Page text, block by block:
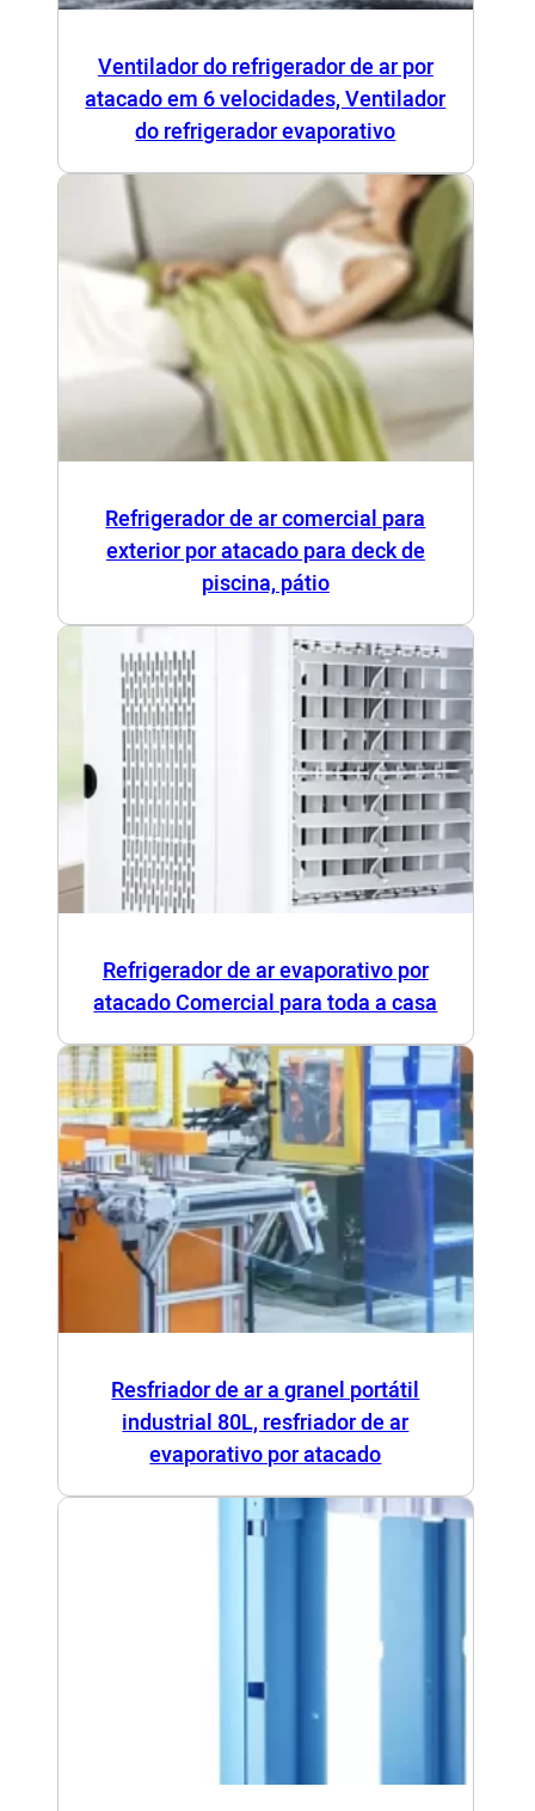
Ventilador do refrigerador de ar por
atacado em 6 velocidades, Ventilador
do refrigerador evaporativo
Refrigerador de ar comercial para
exterior por atacado para deck de
piscina, pátio
Refrigerador de ar evaporativo por
atacado Comercial para toda a casa
Resfriador de ar a granel portátil
industrial 80L, resfriador de ar
evaporativo por atacado